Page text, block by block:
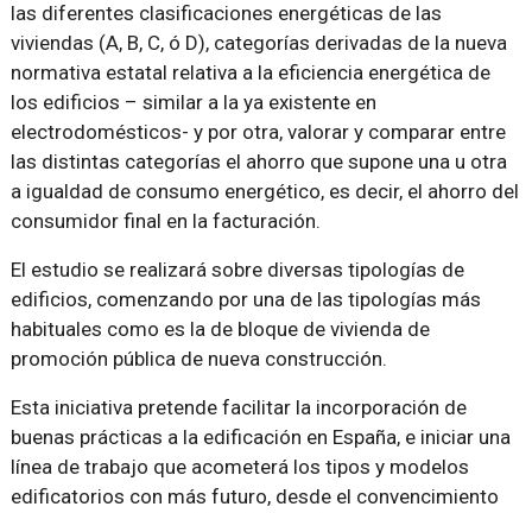
las diferentes clasificaciones energéticas de las
viviendas (A, B, C, ó D), categorías derivadas de la nueva
normativa estatal relativa a la eficiencia energética de
los edificios – similar a la ya existente en
electrodomésticos- y por otra, valorar y comparar entre
las distintas categorías el ahorro que supone una u otra
a igualdad de consumo energético, es decir, el ahorro del
consumidor final en la facturación.
El estudio se realizará sobre diversas tipologías de
edificios, comenzando por una de las tipologías más
habituales como es la de bloque de vivienda de
promoción pública de nueva construcción.
Esta iniciativa pretende facilitar la incorporación de
buenas prácticas a la edificación en España, e iniciar una
línea de trabajo que acometerá los tipos y modelos
edificatorios con más futuro, desde el convencimiento